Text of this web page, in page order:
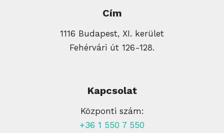
Cím
1116 Budapest, XI. kerület
Fehérvári út 126-128.
Kapcsolat
Központi szám:
+36 1 550 7 550